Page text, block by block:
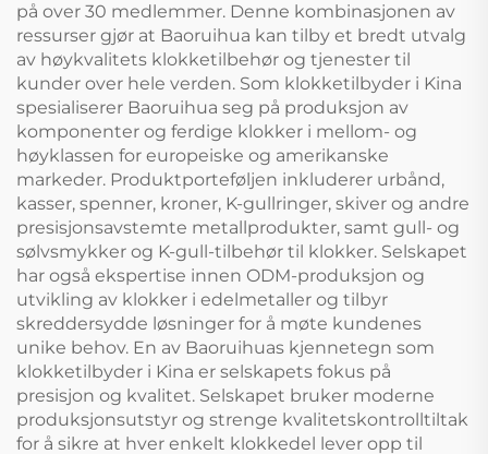
på over 30 medlemmer. Denne kombinasjonen av
ressurser gjør at Baoruihua kan tilby et bredt utvalg
av høykvalitets klokketilbehør og tjenester til
kunder over hele verden. Som klokketilbyder i Kina
spesialiserer Baoruihua seg på produksjon av
komponenter og ferdige klokker i mellom- og
høyklassen for europeiske og amerikanske
markeder. Produktporteføljen inkluderer urbånd,
kasser, spenner, kroner, K-gullringer, skiver og andre
presisjonsavstemte metallprodukter, samt gull- og
sølvsmykker og K-gull-tilbehør til klokker. Selskapet
har også ekspertise innen ODM-produksjon og
utvikling av klokker i edelmetaller og tilbyr
skreddersydde løsninger for å møte kundenes
unike behov. En av Baoruihuas kjennetegn som
klokketilbyder i Kina er selskapets fokus på
presisjon og kvalitet. Selskapet bruker moderne
produksjonsutstyr og strenge kvalitetskontrolltiltak
for å sikre at hver enkelt klokkedel lever opp til